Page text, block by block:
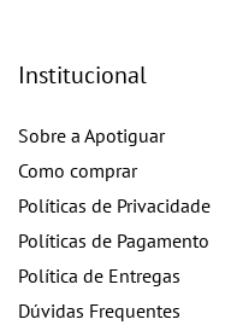
Institucional
Sobre a Apotiguar
Como comprar
Políticas de Privacidade
Políticas de Pagamento
Política de Entregas
Dúvidas Frequentes